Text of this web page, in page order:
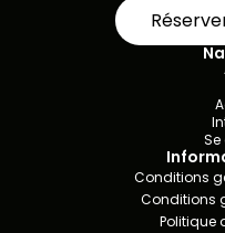
Conditions
Conditions
Politique